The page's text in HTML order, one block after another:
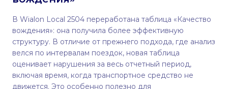
В Wialon Local 2504 переработана таблица «Качество
вождения»: она получила более эффективную
структуру. В отличие от прежнего подхода, где анализ
велся по интервалам поездок, новая таблица
оценивает нарушения за весь отчетный период,
включая время, когда транспортное средство не
движется. Это особенно полезно для